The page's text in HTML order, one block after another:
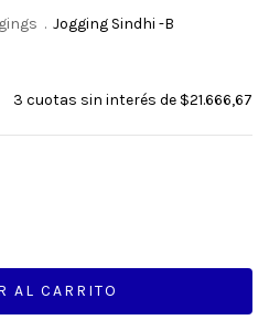
. Jogging Sindhi -B
3 cuotas sin interés de $21.666,67